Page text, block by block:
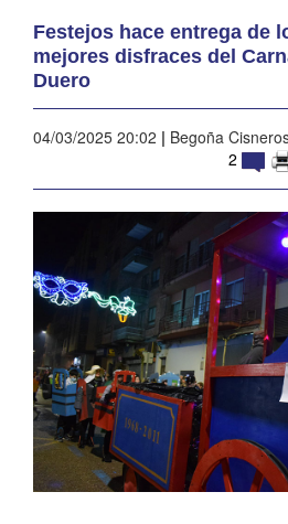
Festejos hace entrega de
mejores disfraces del
Duero
04/03/2025 20:02 | Begoña
2